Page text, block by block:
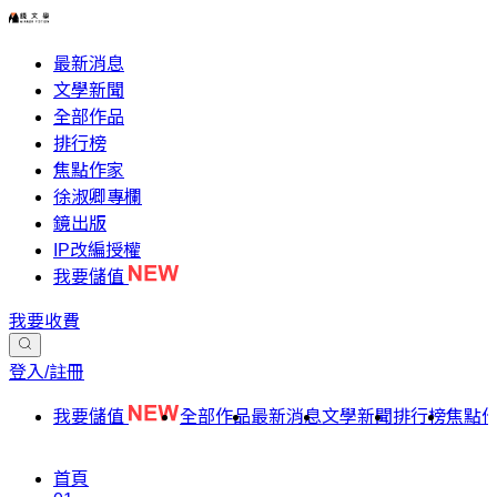
最新消息
文學新聞
全部作品
排行榜
焦點作家
徐淑卿專欄
鏡出版
IP改編授權
我要儲值
我要收費
登入/註冊
我要儲值 全部作品最新消息文學新聞排行榜焦點
首頁